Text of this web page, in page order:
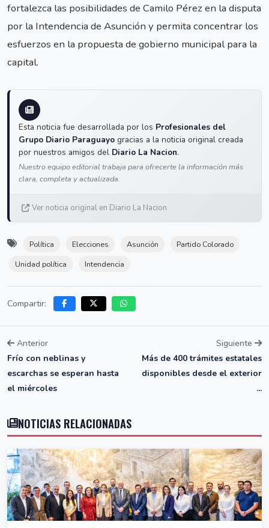
fortalezca las posibilidades de Camilo Pérez en la disputa
por la Intendencia de Asunción y permita concentrar los
esfuerzos en la propuesta de gobierno municipal para la
capital.
Esta noticia fue desarrollada por los Profesionales del
Grupo Diario Paraguayo gracias a la noticia original creada
por nuestros amigos del Diario La Nacion.
Nuestro equipo editorial trabaja para ofrecerte la información más
clara, completa y actualizada.
Ver noticia original en Diario La Nacion
Política Elecciones Asunción
Partido Colorado
Unidad política
Intendencia
Compartir:
Anterior
Frío con neblinas y
escarchas se esperan hasta
el miércoles
Siguiente
Más de 400 trámites estatales
disponibles desde el exterior
...
NOTICIAS RELACIONADAS